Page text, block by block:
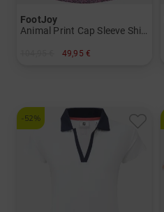
FootJoy
Animal Print Cap Sleeve Shirt Halbarm Polo
49,95 €
-52%